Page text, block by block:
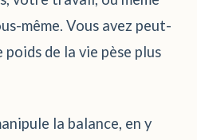
même. Vous avez peut-
de la vie pèse plus
la balance, en y